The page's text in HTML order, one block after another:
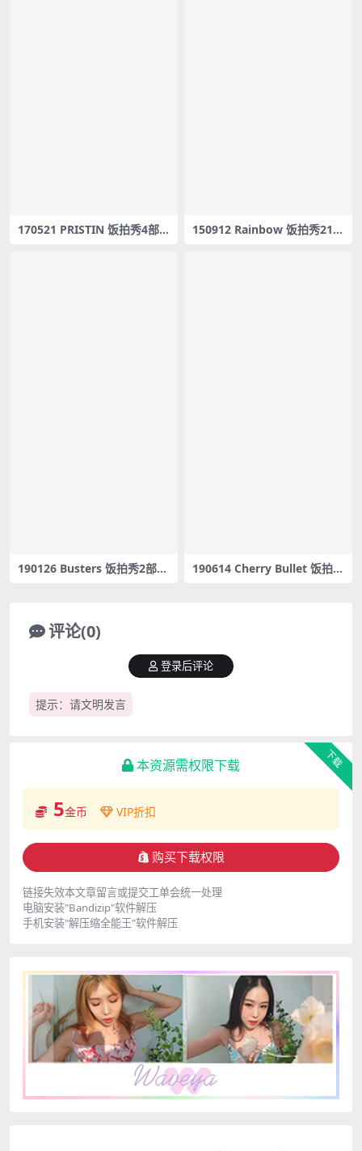
170521 PRISTIN 饭拍秀4部fa
150912 Rainbow 饭拍秀21部
190126 Busters 饭拍秀2部fa
190614 Cherry Bullet 饭拍秀
评论(0)
提示：请文明发言
登录后评论
下载
本资源需权限下载
5金币 VIP折扣
购买下载权限
链接失效本文章留言或提交工单会统一处理
电脑安装"Bandizip"软件解压
手机安装"解压缩全能王"软件解压